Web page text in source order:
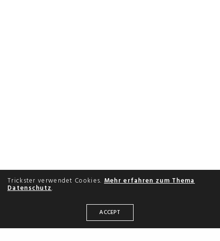
Trickster verwendet Cookies.Mehr erfahren zum Thema
Datenschutz.
ACCEPT